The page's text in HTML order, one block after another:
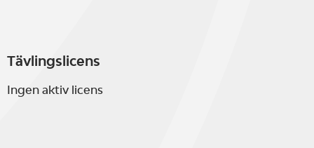
Tävlingslicens
Ingen aktiv licens